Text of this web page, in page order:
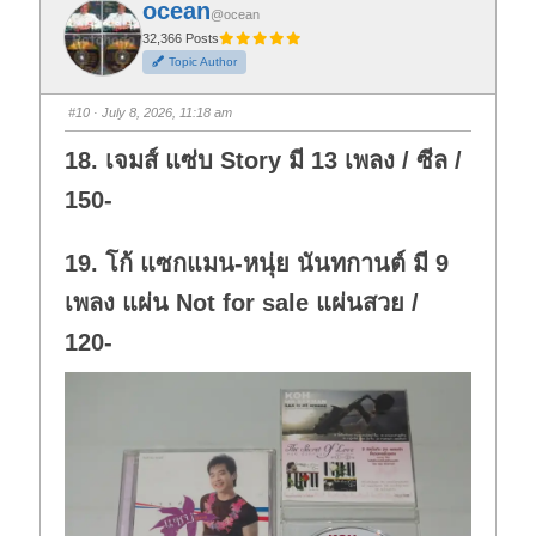
o
r
t
h
u
m
d
o
n
.
o
t
h
u
m
u
p
ocean@ocean
32,366 Posts
Topic Author
#10 · July 8, 2026, 11:18 am
18. เจมส์ แซ่บ Story มี 13 เพลง / ซีล /
150-
19. โก้ แซกแมน-หนุ่ย นันทกานต์ มี 9
เพลง แผ่น Not for sale แผ่นสวย /
120-